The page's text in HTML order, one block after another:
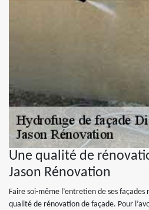
Une qualité de
Jason Rénovation
Faire soi-même l’entretien de ses
qualité de rénovation de façade. Pour